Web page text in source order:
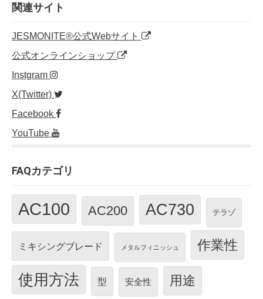
o
o
k
関連サイト
JESMONITE®公式Webサイト
公式オンラインショップ
Instgram
X(Twitter)
Facebook
YouTube
FAQカテゴリ
AC100 AC200 AC730 テラゾ
ミキシングブレード メタルフィニッシュ 作業性
使用方法 型 安全性 用途